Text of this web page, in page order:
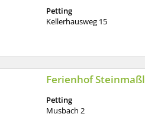
Petting
Kellerhausweg 15
Ferienhof Steinmaßl
Petting
Musbach 2